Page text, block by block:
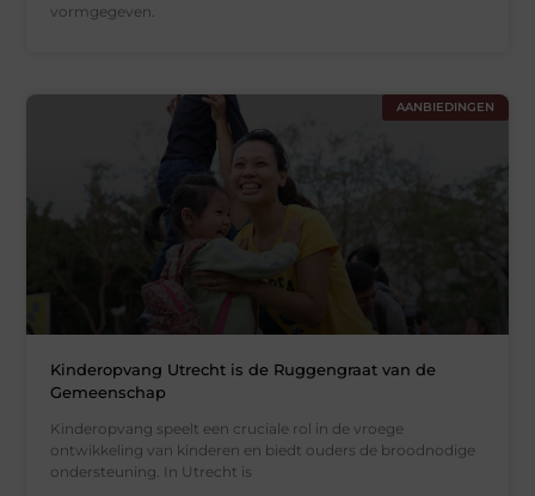
vormgegeven.
AANBIEDINGEN
Kinderopvang Utrecht is de Ruggengraat van de
Gemeenschap
Kinderopvang speelt een cruciale rol in de vroege
ontwikkeling van kinderen en biedt ouders de broodnodige
ondersteuning. In Utrecht is